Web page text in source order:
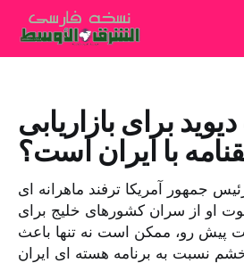
برای بازاریابی
با ایران است؟
جمهور آمریکا ترفند ماهرانه ای
او از سران کشورهای خلیج برای
رو، ممکن است نه تنها باعث
نسبت به برنامه هسته ای ایران